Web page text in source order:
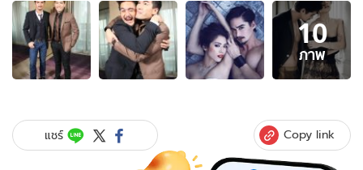
อัลบั้ม
ภาพ
10
ภาพ
ของ
หนุ่ม
เซอร์!!
10
ภาพ
แชร์ Copy link